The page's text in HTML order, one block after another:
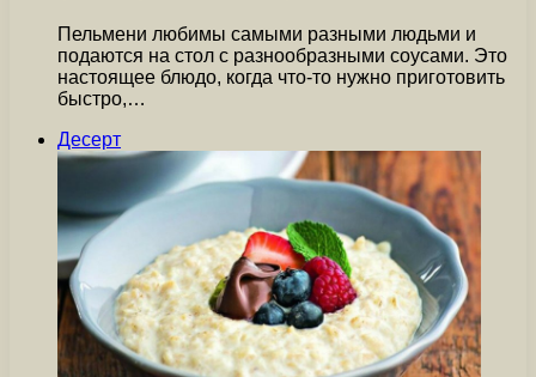
Пельмени любимы самыми разными людьми и
подаются на стол с разнообразными соусами. Это
настоящее блюдо, когда что-то нужно приготовить
быстро,…
Десерт